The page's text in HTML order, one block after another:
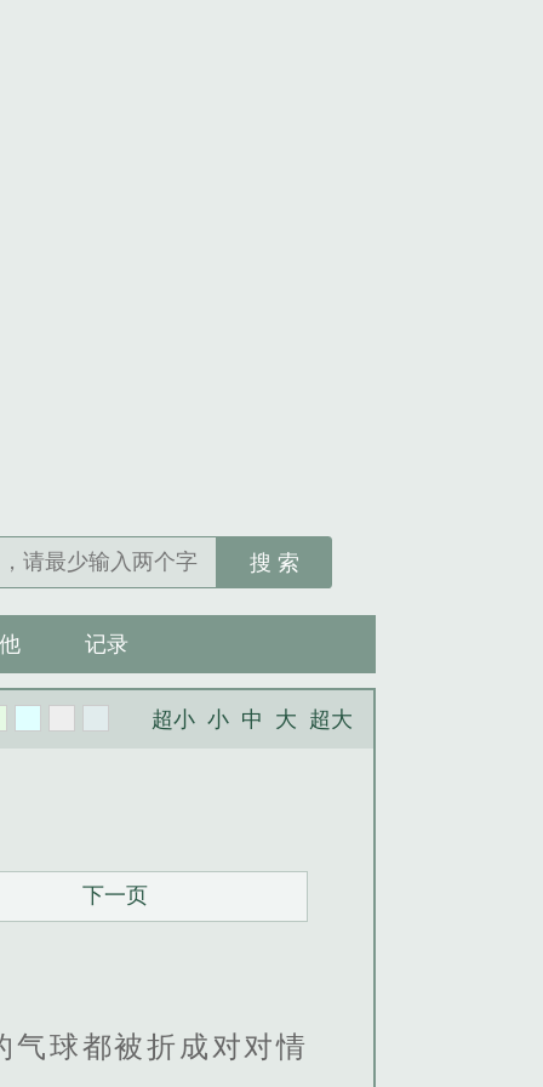
搜 索
记录
超小 小 中 大 超大
下一页
气球都被折成对对情